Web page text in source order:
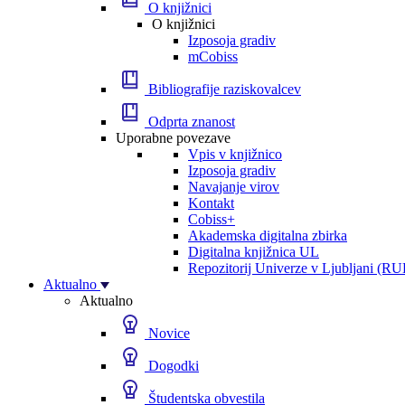
O knjižnici
O knjižnici
Izposoja gradiv
mCobiss
Bibliografije raziskovalcev
Odprta znanost
Uporabne povezave
Vpis v knjižnico
Izposoja gradiv
Navajanje virov
Kontakt
Cobiss+
Akademska digitalna zbirka
Digitalna knjižnica UL
Repozitorij Univerze v Ljubljani
Aktualno
Aktualno
Novice
Dogodki
Študentska obvestila